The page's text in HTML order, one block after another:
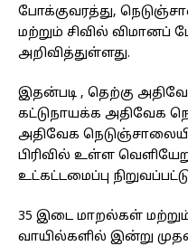
போக்குவரத்து,
மற்றும் சிவில் விமானப்
அறிவித்துள்ளது.
இதன்படி , தெற்கு
கட்டுநாயக்க அதிவேக
அதிவேக
பிரிவில் உள்ள
உட்கட்டமைப்பு
35 இடை மாறல்கள்
வாயில்களில் இன்று